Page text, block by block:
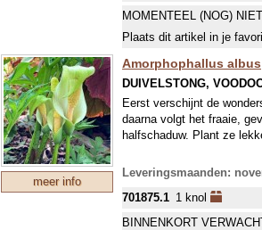
en vorstvrij overwinteren.
Zoals veel soorten van
eetbaar. Het jonge blad
MOMENTEEL (NOG)
Plaats dit artikel in je
meer info
Amorphophallus albus
DUIVELSTONG,
Eerst verschijnt de
daarna volgt het fraaie,
halfschaduw. Plant ze
Leveringsmaanden:
701875.1 1 knol
BINNENKORT